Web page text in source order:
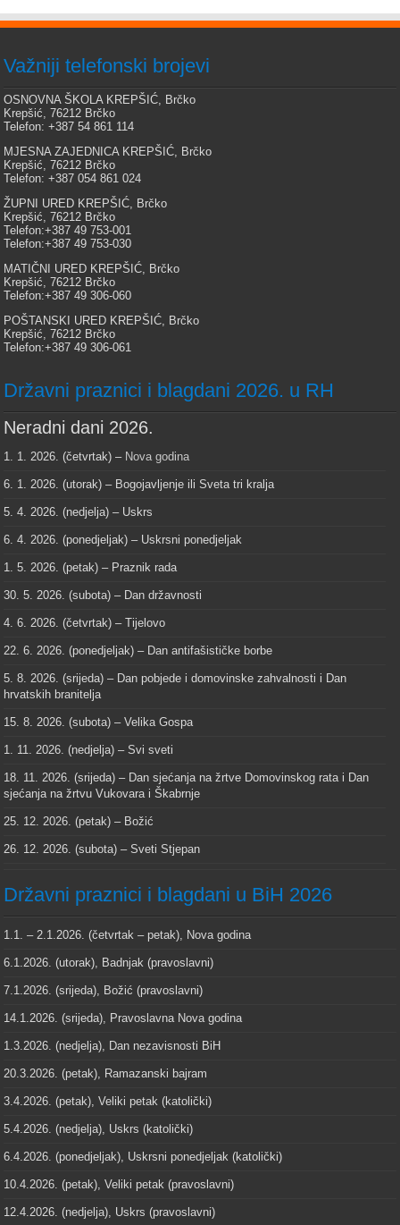
Važniji telefonski brojevi
OSNOVNA ŠKOLA KREPŠIĆ, Brčko
Krepšić, 76212 Brčko
Telefon: +387 54 861 114
MJESNA ZAJEDNICA KREPŠIĆ, Brčko
Krepšić, 76212 Brčko
Telefon: +387 054 861 024
ŽUPNI URED KREPŠIĆ, Brčko
Krepšić, 76212 Brčko
Telefon:+387 49 753-001
Telefon:+387 49 753-030
MATIČNI URED KREPŠIĆ, Brčko
Krepšić, 76212 Brčko
Telefon:+387 49 306-060
POŠTANSKI URED KREPŠIĆ, Brčko
Krepšić, 76212 Brčko
Telefon:+387 49 306-061
Državni praznici i blagdani 2026. u RH
Neradni dani 2026.
1. 1. 2026. (četvrtak) – Nova godina
6. 1. 2026. (utorak) – Bogojavljenje ili Sveta tri kralja
5. 4. 2026. (nedjelja) – Uskrs
6. 4. 2026. (ponedjeljak) – Uskrsni ponedjeljak
1. 5. 2026. (petak) – Praznik rada
30. 5. 2026. (subota) – Dan državnosti
4. 6. 2026. (četvrtak) – Tijelovo
22. 6. 2026. (ponedjeljak) – Dan antifašističke borbe
5. 8. 2026. (srijeda) – Dan pobjede i domovinske zahvalnosti i Dan
hrvatskih branitelja
15. 8. 2026. (subota) – Velika Gospa
1. 11. 2026. (nedjelja) – Svi sveti
18. 11. 2026. (srijeda) – Dan sjećanja na žrtve Domovinskog rata i Dan
sjećanja na žrtvu Vukovara i Škabrnje
25. 12. 2026. (petak) – Božić
26. 12. 2026. (subota) – Sveti Stjepan
Državni praznici i blagdani u BiH 2026
1.1. – 2.1.2026. (četvrtak – petak), Nova godina
6.1.2026. (utorak), Badnjak (pravoslavni)
7.1.2026. (srijeda), Božić (pravoslavni)
14.1.2026. (srijeda), Pravoslavna Nova godina
1.3.2026. (nedjelja), Dan nezavisnosti BiH
20.3.2026. (petak), Ramazanski bajram
3.4.2026. (petak), Veliki petak (katolički)
5.4.2026. (nedjelja), Uskrs (katolički)
6.4.2026. (ponedjeljak), Uskrsni ponedjeljak (katolički)
10.4.2026. (petak), Veliki petak (pravoslavni)
12.4.2026. (nedjelja), Uskrs (pravoslavni)